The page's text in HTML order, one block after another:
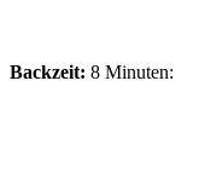
Backzeit: 8 Minuten: